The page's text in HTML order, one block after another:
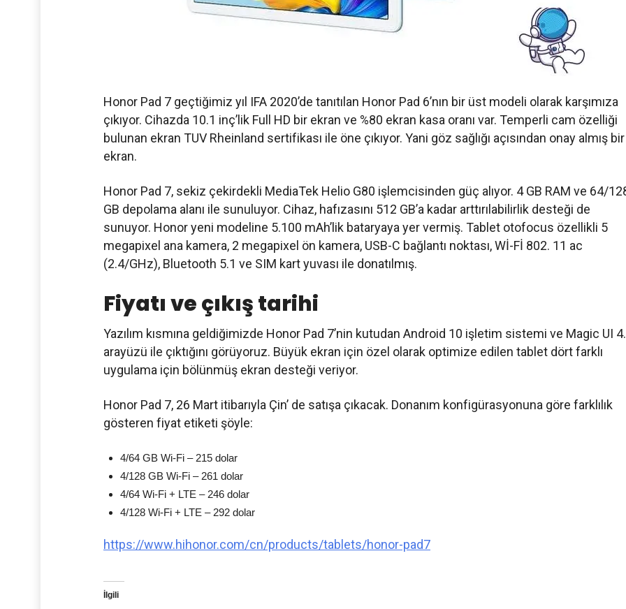
Honor Pad 7 geçtiğimiz yıl IFA 2020’de tanıtılan Honor Pad 6’nın bir üst modeli olarak karşımıza
çıkıyor. Cihazda 10.1 inç’lik Full HD bir ekran ve %80 ekran kasa oranı var. Temperli cam özelliği
bulunan ekran TUV Rheinland sertifikası ile öne çıkıyor. Yani göz sağlığı açısından onay almış bir
ekran.
Honor Pad 7, sekiz çekirdekli MediaTek Helio G80 işlemcisinden güç alıyor. 4 GB RAM ve 64/
GB depolama alanı ile sunuluyor. Cihaz, hafızasını 512 GB’a kadar arttırılabilirlik desteği de
sunuyor. Honor yeni modeline 5.100 mAh’lik bataryaya yer vermiş. Tablet otofocus özellikli 5
megapixel ana kamera, 2 megapixel ön kamera, USB-C bağlantı noktası, Wİ-Fİ 802. 11 ac
(2.4/GHz), Bluetooth 5.1 ve SIM kart yuvası ile donatılmış.
Fiyatı ve çıkış tarihi
Yazılım kısmına geldiğimizde Honor Pad 7’nin kutudan Android 10 işletim sistemi ve Magic UI
arayüzü ile çıktığını görüyoruz. Büyük ekran için özel olarak optimize edilen tablet dört farklı
uygulama için bölünmüş ekran desteği veriyor.
Honor Pad 7, 26 Mart itibarıyla Çin’ de satışa çıkacak. Donanım konfigürasyonuna göre farklılık
gösteren fiyat etiketi şöyle:
4/64 GB Wi-Fi – 215 dolar
4/128 GB Wi-Fi – 261 dolar
4/64 Wi-Fi + LTE – 246 dolar
4/128 Wi-Fi + LTE – 292 dolar
https://www.hihonor.com/cn/products/tablets/honor-pad7
İlgili